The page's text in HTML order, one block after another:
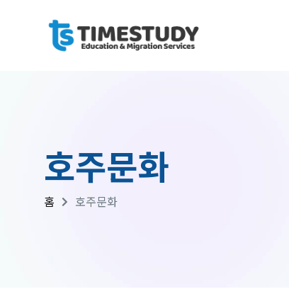
호주문화
홈 호주문화